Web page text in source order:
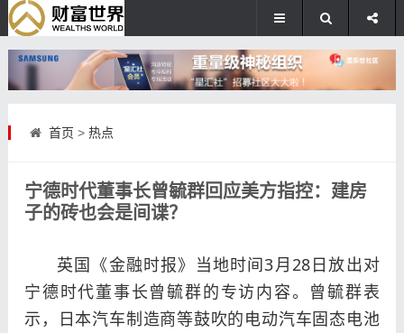
首页 > 热点
宁德时代董事长曾毓群回应美方指控：建房
子的砖也会是间谍？
英国《金融时报》当地时间3月28日放出对
宁德时代董事长曾毓群的专访内容。曾毓群表
示，日本汽车制造商等鼓吹的电动汽车固态电池